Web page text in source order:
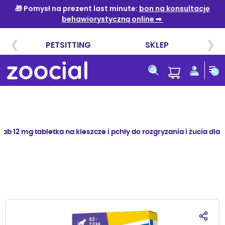
do
treści
12 mg tabletka na kleszcze i pchły do rozgryzania i żucia
Przejdź